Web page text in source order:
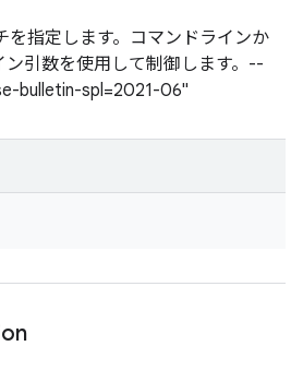
を指定します。コマンドラインか
ン引数を使用して制御します。--
bulletin-spl=2021-06"